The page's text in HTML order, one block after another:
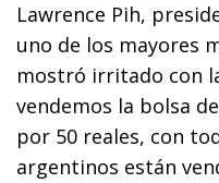
Lawrence Pih,
uno de los mayores
mostró irritado con
vendemos la bolsa
por 50 reales, con
argentinos están